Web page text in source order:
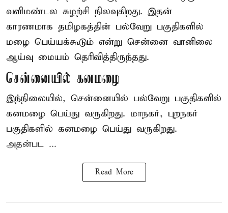
வளிமண்டல சுழற்சி நிலவுகிறது. இதன்
காரணமாக தமிழகத்தின் பல்வேறு பகுதிகளில்
மழை பெய்யக்கூடும் என்று சென்னை வானிலை
ஆய்வு மையம் தெரிவித்திருந்தது.
சென்னையில் கனமழை
இந்நிலையில், சென்னையில் பல்வேறு பகுதிகளில்
கனமழை பெய்து வருகிறது. மாநகர், புறநகர்
பகுதிகளில் கனமழை பெய்து வருகிறது.
அதன்பட ...
Read More